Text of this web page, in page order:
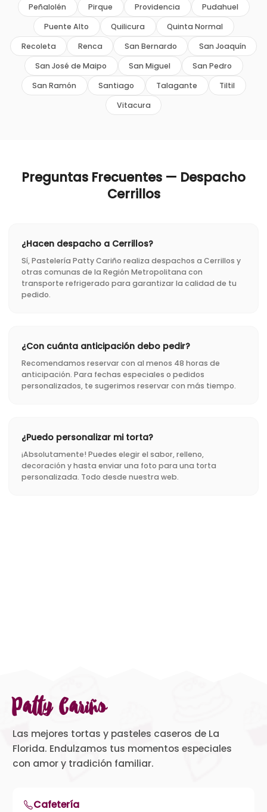
Peñalolén Pirque Providencia
Pudahuel
Puente Alto
Quilicura
Quinta Normal
Recoleta
Renca San Bernardo
San Joaquín
San José de Maipo
San Miguel
San Pedro
San Ramón
Santiago Talagante
Tiltil
Vitacura
Preguntas Frecuentes — Despacho
Cerrillos
¿Hacen despacho a Cerrillos?
Sí, Pastelería Patty Cariño realiza despachos a Cerrillos y
otras comunas de la Región Metropolitana con
transporte refrigerado para garantizar la calidad de tu
pedido.
¿Con cuánta anticipación debo pedir?
Recomendamos reservar con al menos 48 horas de
anticipación. Para fechas especiales o pedidos
personalizados, te sugerimos reservar con más tiempo.
¿Puedo personalizar mi torta?
¡Absolutamente! Puedes elegir el sabor, relleno,
decoración y hasta enviar una foto para una torta
personalizada. Todo desde nuestra web.
Patty Cariño
Las mejores tortas y pasteles caseros de La
Florida. Endulzamos tus momentos especiales
con amor y tradición familiar.
Cafetería